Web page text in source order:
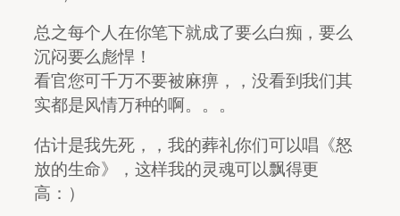
总之每个人在你笔下就成了要么白痴，要么
沉闷要么彪悍！
看官您可千万不要被麻痹，，没看到我们其
实都是风情万种的啊。。。
估计是我先死，，我的葬礼你们可以唱《怒
放的生命》，这样我的灵魂可以飘得更
高：）